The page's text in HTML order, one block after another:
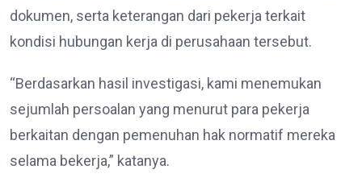
dokumen, serta keterangan dari pekerja terkait
kondisi hubungan kerja di perusahaan tersebut.
“Berdasarkan hasil investigasi, kami menemukan
sejumlah persoalan yang menurut para pekerja
berkaitan dengan pemenuhan hak normatif mereka
selama bekerja,” katanya.